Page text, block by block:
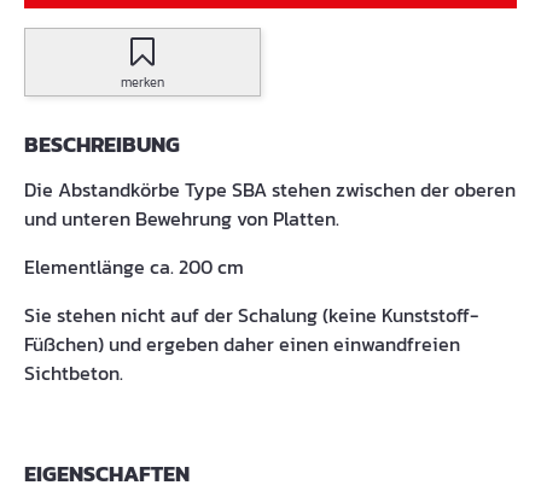
merken
BESCHREIBUNG
Die Abstandkörbe Type SBA stehen zwischen der oberen
und unteren Bewehrung von Platten.
Elementlänge ca. 200 cm
Sie stehen nicht auf der Schalung (keine Kunststoff-
Füßchen) und ergeben daher einen einwandfreien
Sichtbeton.
EIGENSCHAFTEN